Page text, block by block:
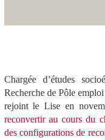
Chargée d’études
Recherche de Pôle
rejoint le Lise en
reconvertir au cours du
des configurations de